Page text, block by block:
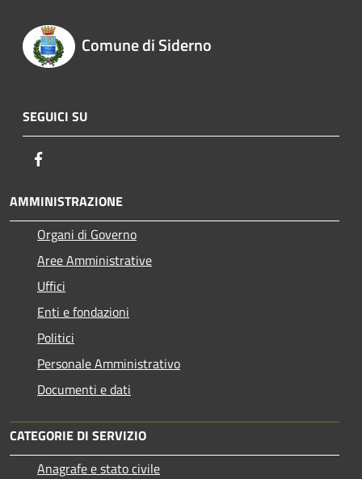
Comune di Siderno
SEGUICI SU
AMMINISTRAZIONE
Organi di Governo
Aree Amministrative
Uffici
Enti e fondazioni
Politici
Personale Amministrativo
Documenti e dati
CATEGORIE DI SERVIZIO
Anagrafe e stato civile